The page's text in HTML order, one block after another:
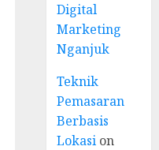
Digital
Marketing
Nganjuk
Teknik
Pemasaran
Berbasis
Lokasi on